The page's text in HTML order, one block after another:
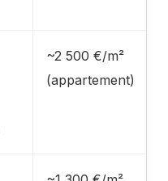
~2 500 €/m²
(appartement)